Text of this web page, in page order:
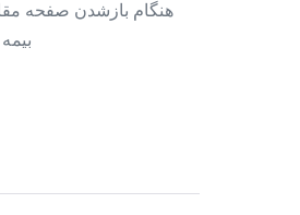
هنگام بازشدن صفحه